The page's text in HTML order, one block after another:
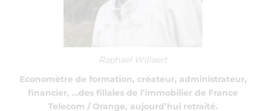
Raphael Willaert
Economètre de formation, créateur, administrateur,
financier, …des filiales de l’immobilier de France
Telecom / Orange, aujourd’hui retraité.